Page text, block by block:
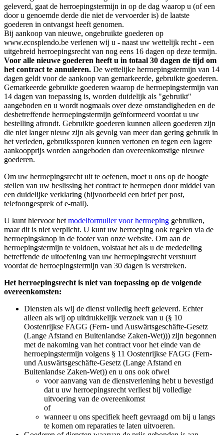
geleverd, gaat de herroepingstermijn in op de dag waarop u (of een
door u genoemde derde die niet de vervoerder is) de laatste
goederen in ontvangst heeft genomen.
Bij aankoop van nieuwe, ongebruikte goederen op
www.ecosplendo.be verlenen wij u - naast uw wettelijk recht - een
uitgebreid herroepingsrecht van nog eens 16 dagen op deze termijn.
Voor alle nieuwe goederen heeft u in totaal 30 dagen de tijd om
het contract te annuleren. De wettelijke herroepingstermijn van 14
dagen geldt voor de aankoop van gemarkeerde, gebruikte goederen.
Gemarkeerde gebruikte goederen waarop de herroepingstermijn van
14 dagen van toepassing is, worden duidelijk als "gebruikt"
aangeboden en u wordt nogmaals over deze omstandigheden en de
desbetreffende herroepingstermijn geïnformeerd voordat u uw
bestelling afrondt. Gebruikte goederen kunnen alleen goederen zijn
die niet langer nieuw zijn als gevolg van meer dan gering gebruik in
het verleden, gebruikssporen kunnen vertonen en tegen een lagere
aankoopprijs worden aangeboden dan overeenkomstige nieuwe
goederen.
Om uw herroepingsrecht uit te oefenen, moet u ons op de hoogte
stellen van uw beslissing het contract te herroepen door middel van
een duidelijke verklaring (bijvoorbeeld een brief per post,
telefoongesprek of e-mail).
U kunt hiervoor het modelformulier voor herroeping gebruiken,
maar dit is niet verplicht. U kunt uw herroeping ook regelen via de
herroepingsknop in de footer van onze website. Om aan de
herroepingstermijn te voldoen, volstaat het als u de mededeling
betreffende de uitoefening van uw herroepingsrecht verstuurt
voordat de herroepingstermijn van 30 dagen is verstreken.
Het herroepingsrecht is niet van toepassing op de volgende
overeenkomsten:
Diensten als wij de dienst volledig heeft geleverd. Echter
alleen als wij op uitdrukkelijk verzoek van u (§ 10
Oostenrijkse FAGG (Fern- und Auswärtsgeschäfte-Gesetz
(Lange Afstand en Buitenlandse Zaken-Wet))) zijn begonnen
met de nakoming van het contract voor het einde van de
herroepingstermijn volgens § 11 Oostenrijkse FAGG (Fern-
und Auswärtsgeschäfte-Gesetz (Lange Afstand en
Buitenlandse Zaken-Wet)) en u ons ook ofwel
voor aanvang van de dienstverlening hebt u bevestigd
dat u uw herroepingsrecht verliest bij volledige
uitvoering van de overeenkomst
of
wanneer u ons specifiek heeft gevraagd om bij u langs
te komen om reparaties te laten uitvoeren.